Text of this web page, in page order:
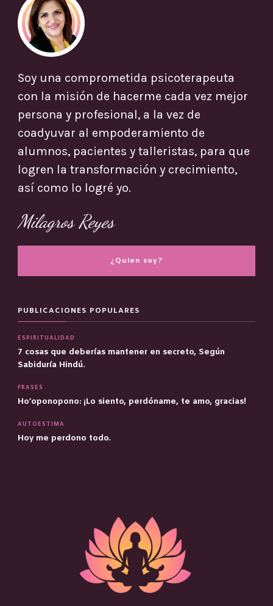
Soy una comprometida psicoterapeuta
con la misión de hacerme cada vez mejor
persona y profesional, a la vez de
coadyuvar al empoderamiento de
alumnos, pacientes y talleristas, para que
logren la transformación y crecimiento,
así como lo logré yo.
Milagros Reyes
¿Quien soy?
PUBLICACIONES POPULARES
ESPIRITUALIDAD
7 cosas que deberías mantener en secreto, Según
Sabiduría Hindú.
FRASES
Ho’oponopono: ¡Lo siento, perdóname, te amo, gracias!
AUTOESTIMA
Hoy me perdono todo.